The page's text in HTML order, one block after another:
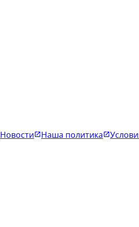
Новости Наша политика